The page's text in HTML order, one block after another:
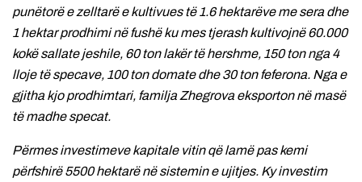
punëtorë e zelltarë e kultivues të 1.6 hektarëve me sera dhe
1 hektar prodhimi në fushë ku mes tjerash kultivojnë 60.000
kokë sallate jeshile, 60 ton lakër të hershme, 150 ton nga 4
lloje të specave, 100 ton domate dhe 30 ton feferona. Nga e
gjitha kjo prodhimtari, familja Zhegrova eksporton në masë
të madhe specat.
Përmes investimeve kapitale vitin që lamë pas kemi
përfshirë 5500 hektarë në sistemin e ujitjes. Ky investim